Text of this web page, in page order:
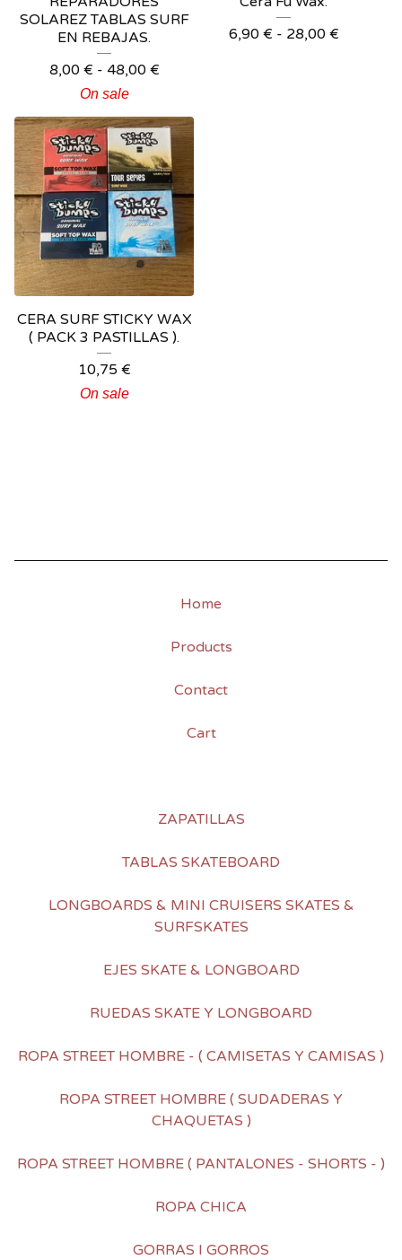
SOLAREZ TABLAS SURF
EN REBAJAS.
8,00 € - 48,00 €
On sale
6,90 € - 28,00 €
CERA SURF STICKY WAX
( PACK 3 PASTILLAS ).
10,75 €
On sale
Home
Products
Contact
Cart
ZAPATILLAS
TABLAS SKATEBOARD
LONGBOARDS & MINI CRUISERS SKATES &
SURFSKATES
EJES SKATE & LONGBOARD
RUEDAS SKATE Y LONGBOARD
ROPA STREET HOMBRE - ( CAMISETAS Y CAMISAS )
ROPA STREET HOMBRE ( SUDADERAS Y
CHAQUETAS )
ROPA STREET HOMBRE ( PANTALONES - SHORTS - )
ROPA CHICA
GORRAS I GORROS